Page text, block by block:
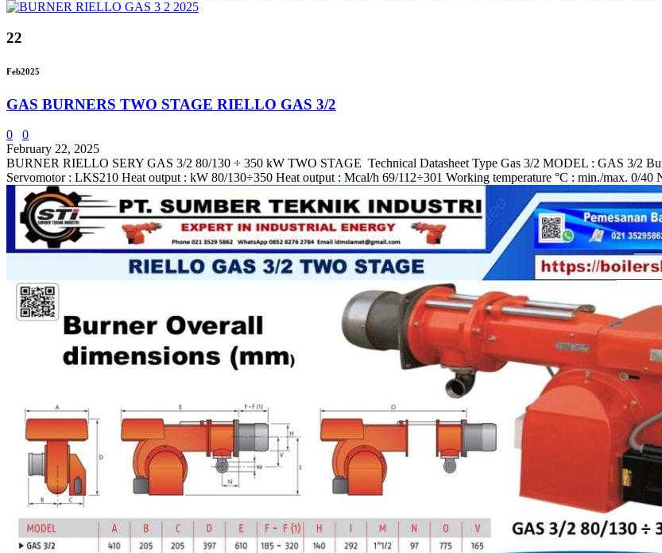
22
Feb2025
GAS BURNERS TWO STAGE RIELLO GAS 3/2
0
0
February 22, 2025
BURNER RIELLO SERY GAS 3/2 80/130 ÷ 350 kW TWO STAGE Technical Datasheet Type Gas 3/2 MODEL : GAS 3/2
Servomotor : LKS210 Heat output : kW 80/130÷350 Heat output : Mcal/h 69/112÷301 Working temperature °C : min./max. 0/40